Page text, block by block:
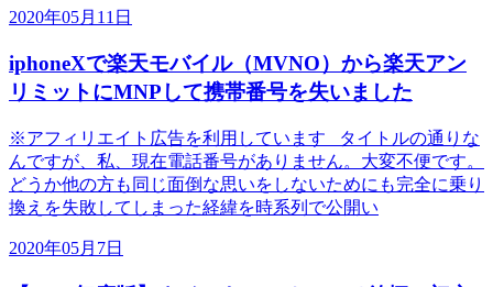
2020年05月11日
iphoneXで楽天モバイル（MVNO）から楽天アン
リミットにMNPして携帯番号を失いました
※アフィリエイト広告を利用しています タイトルの通りな
んですが、私、現在電話番号がありません。大変不便です。
どうか他の方も同じ面倒な思いをしないためにも完全に乗り
換えを失敗してしまった経緯を時系列で公開い
2020年05月7日